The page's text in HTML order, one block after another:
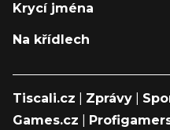
Krycí jména
Na křídlech
Tiscali.cz Zprávy
Games.cz